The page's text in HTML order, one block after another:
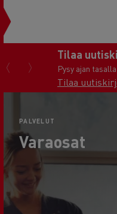
Tilaa
Pysy ajan tasalla
Tilaa
PALVELUT
Varaosat